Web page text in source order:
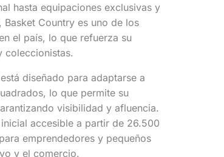
hasta equipaciones exclusivas y
Country es uno de los
el país, lo que refuerza su
coleccionistas.
diseñado para adaptarse a
lo que permite su
visibilidad y afluencia.
accesible a partir de 26.500
emprendedores y pequeños
y el comercio.